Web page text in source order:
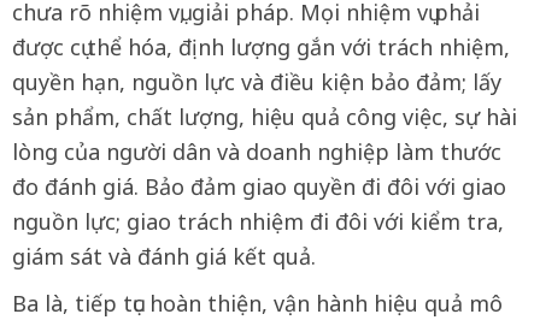
chưa rõ nhiệm vụ, giải pháp. Mọi nhiệm vụ phải
được cụ thể hóa, định lượng gắn với trách nhiệm,
quyền hạn, nguồn lực và điều kiện bảo đảm; lấy
sản phẩm, chất lượng, hiệu quả công việc, sự hài
lòng của người dân và doanh nghiệp làm thước
đo đánh giá. Bảo đảm giao quyền đi đôi với giao
nguồn lực; giao trách nhiệm đi đôi với kiểm tra,
giám sát và đánh giá kết quả.
Ba là, tiếp tục hoàn thiện, vận hành hiệu quả mô